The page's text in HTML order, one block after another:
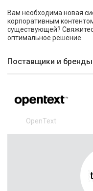
Вам необходима новая
корпоративным
существующей?
оптимальное решение.
Поставщики и бренды
OpenText